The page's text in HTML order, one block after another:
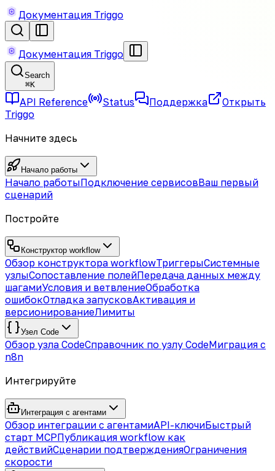
Документация Triggo
Документация Triggo
Search
⌘K
API Reference Status Поддержка
Открыть
Triggo
Начните здесь
Начало работы
Начало работыПодключение сервисовВаш первый
сценарий
Постройте
Конструктор workflow
Обзор конструктора workflowТриггерыСистемные
узлыСопоставление полейПередача данных между
шагамиУсловия и ветвлениеОбработка
ошибокОтладка запусковАктивация и
версионированиеЛимиты
Узел Code
Обзор узла CodeСправочник по узлу CodeМиграция с
n8n
Интегрируйте
Интеграция с агентами
Обзор интеграции с агентамиAPI-ключиБыстрый
старт MCPПубликация workflow как
действийСценарии подтвержденияОграничения
скорости